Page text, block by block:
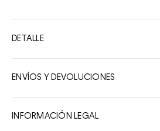
9
DETALLE
ENVÍOS Y DEVOLUCIONES
INFORMACIÓN LEGAL